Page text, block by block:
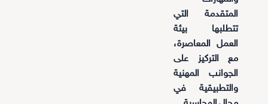
المتقدمة التي
تتطلبها بيئة
العمل المعاصرة،
مع التركيز على
الجوانب المهنية
والتطبيقية في